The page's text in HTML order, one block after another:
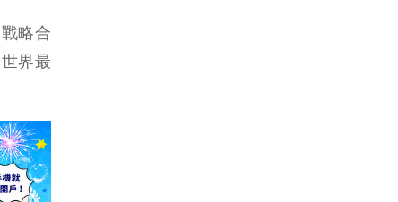
略合
界最